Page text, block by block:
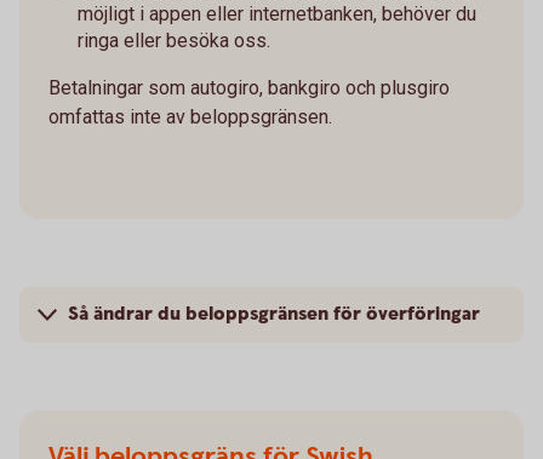
möjligt i appen eller internetbanken, behöver du
ringa eller besöka oss.
Betalningar som autogiro, bankgiro och plusgiro
omfattas inte av beloppsgränsen.
Så ändrar du beloppsgränsen för överföringar